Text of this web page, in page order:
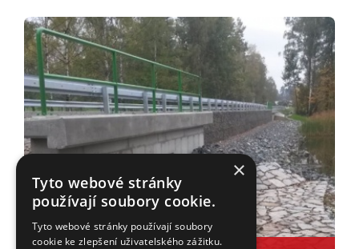
×
Tyto webové stránky
používají soubory cookie.
Tyto webové stránky používají soubory
cookie ke zlepšení uživatelského zážitku.